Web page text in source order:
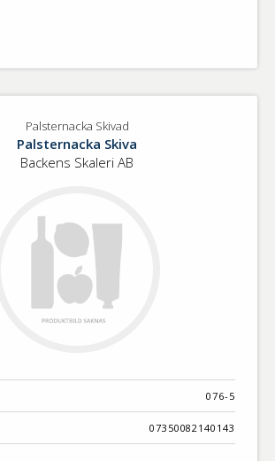
Palsternacka Skivad
Palsternacka Skiva
Backens Skaleri AB
076-5
07350082140143